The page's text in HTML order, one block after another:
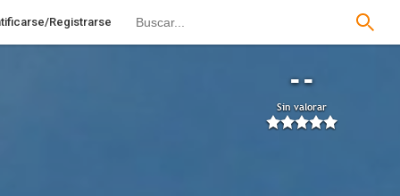
Registrarse
--
Sin valorar